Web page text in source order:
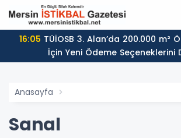
16:05
İçin Yeni Ödeme Seçeneklerini
Anasayfa
Sanal